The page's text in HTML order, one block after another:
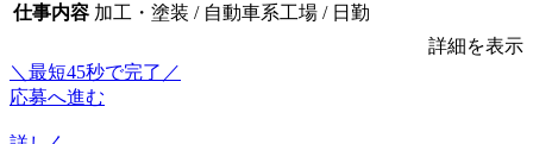
仕事内容 加工・塗装 / 自動車系工場 / 日勤
詳細を表示
＼最短45秒で完了／
応募へ進む